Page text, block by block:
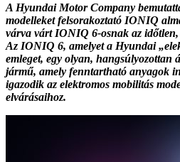
A Hyundai Motor Company
modelleket felsorakoztató IONIQ
várva várt IONIQ 6-osnak az
Az IONIQ 6, amelyet a Hyundai
emleget, egy olyan, hangsúlyozottan
jármű, amely fenntartható anyagok
igazodik az elektromos mobilitás
elvárásaihoz.